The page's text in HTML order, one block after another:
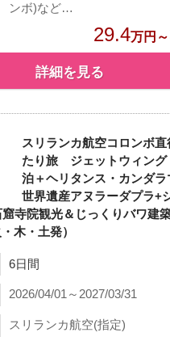
ンボ)など…
29.4万円～
詳細を見る
スリランカ航空コロンボ
たり旅 ジェットウィング
泊＋ヘリタンス・カンダラ
世界遺産アヌラーダプラ+
寺院観光＆じっくりバワ建
木・土発）
6日間
2026/04/01～2027/03/31
スリランカ航空(指定)